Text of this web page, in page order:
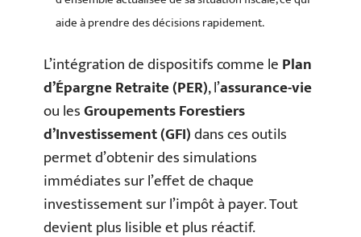
aide à prendre des décisions rapidement.
L’intégration de dispositifs comme lePlan
d’Épargne Retraite (PER), l’assurance-vie
ou lesGroupements Forestiers
d’Investissement (GFI)dans ces outils
permet d’obtenir des simulations
immédiates sur l’effet de chaque
investissement sur l’impôt à payer. Tout
devient plus lisible et plus réactif.